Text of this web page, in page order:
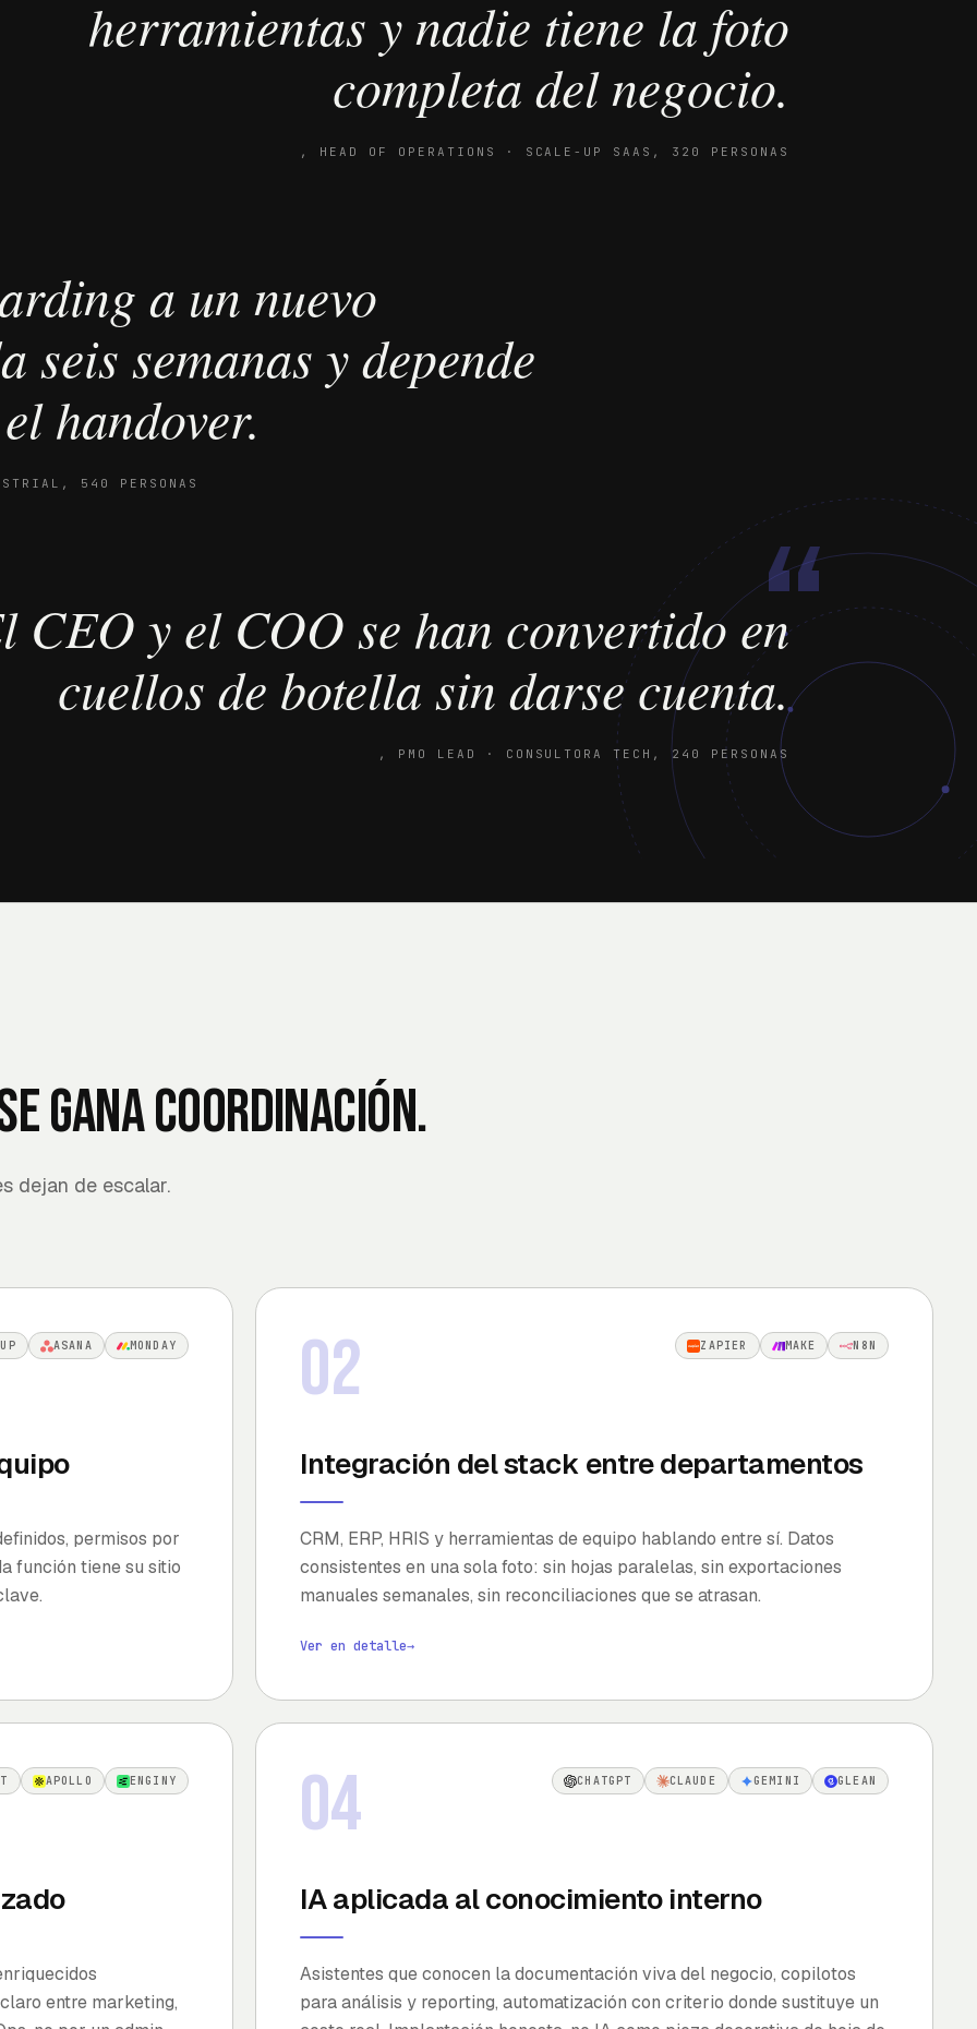
herramientas y nadie tiene la foto
completa del negocio.
, HEAD OF OPERATIONS · SCALE-UP SAAS, 320 PERSONAS
a un nuevo
seis semanas y depende
handover.
540 PERSONAS
“
CEO y el COO se han convertido en
cuellos de botella sin darse cuenta.
, PMO LEAD · CONSULTORA TECH, 240 PERSONAS
gana coordinación.
dejan de escalar.
ASANA MONDAY
permisos por
función tiene su sitio
02 ZAPIER MAKE N8N
Integración del stack entre departamentos
CRM, ERP, HRIS y herramientas de equipo hablando entre sí. Datos
consistentes en una sola foto: sin hojas paralelas, sin exportaciones
manuales semanales, sin reconciliaciones que se atrasan.
Ver en detalle→
APOLLO ENGINY
entre marketing,
04 CHATGPT CLAUDE GEMINI GLEAN
IA aplicada al conocimiento interno
Asistentes que conocen la documentación viva del negocio, copilotos
para análisis y reporting, automatización con criterio donde sustituye un